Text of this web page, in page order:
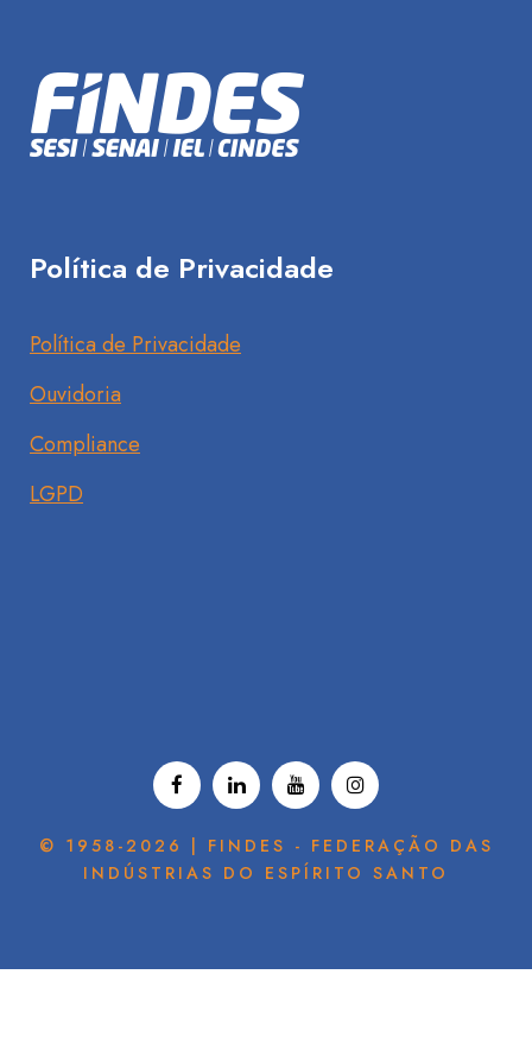
Política de Privacidade
Política de Privacidade
Ouvidoria
Compliance
LGPD
© 1958-2026 | FINDES - FEDERAÇÃO DAS
INDÚSTRIAS DO ESPÍRITO SANTO